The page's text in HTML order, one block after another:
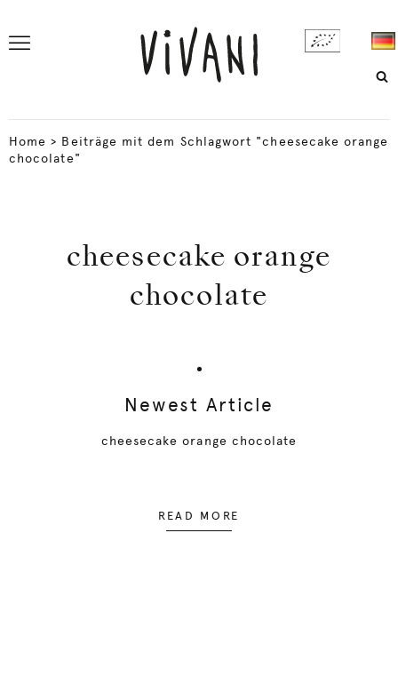
Home > Beiträge mit dem Schlagwort "cheesecake orange
chocolate"
cheesecake orange
chocolate
Newest Article
cheesecake orange chocolate
READ MORE